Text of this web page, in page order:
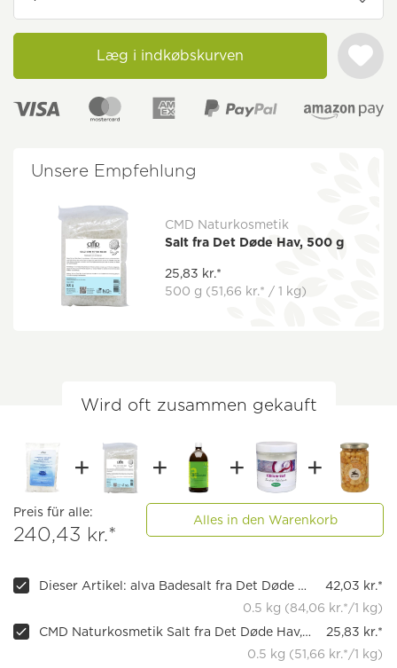
Læg i indkøbskurven
Unsere Empfehlung
CMD Naturkosmetik
Salt fra Det Døde Hav, 500 g
25,83 kr.*
500 g (51,66 kr.* / 1 kg)
Wird oft zusammen gekauft
Preis für alle:
240,43 kr.*
Alles in den Warenkorb
Dieser Artikel: alva Badesalt fra Det Døde Hav
42,03 kr.*
0.5 kg (84,06 kr.*/1 kg)
CMD Naturkosmetik Salt fra Det Døde Hav, 500 g
25,83 kr.*
0.5 kg (51,66 kr.*/1 kg)